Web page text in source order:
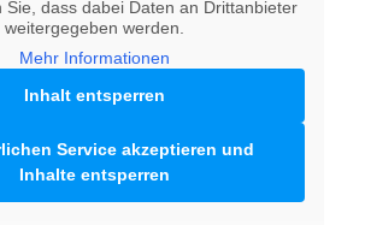
Sie, dass dabei Daten an Drittanbieter
weitergegeben werden.
Mehr Informationen
Inhalt entsperren
Service akzeptieren und
Inhalte entsperren